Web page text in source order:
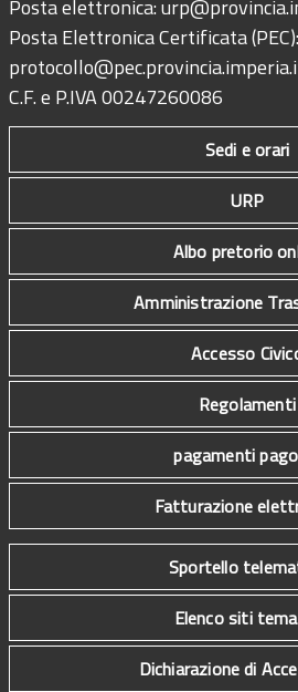
Posta elettronica:
Posta Elettronica Certificata (PEC):
C.F. e P.IVA 00247260086
Sedi e orari
URP
Albo pretorio
Amministrazione
Accesso
Regolamenti
pagamenti
Fatturazione
Sportello
Elenco siti
Dichiarazione di